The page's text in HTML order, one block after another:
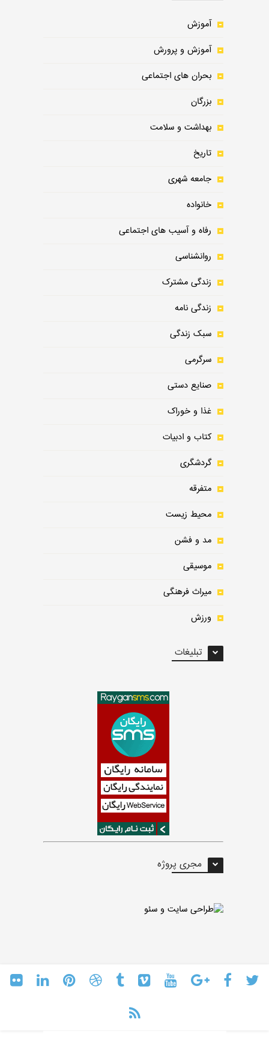
آموزش
آموزش و پرورش
بحران های اجتماعی
بزرگان
بهداشت و سلامت
تاریخ
جامعه شهری
خانواده
رفاه و آسیب های اجتماعی
روانشناسی
زندگی مشترک
زندگی نامه
سبک زندگی
سرگرمی
صنایع دستی
غذا و خوراک
کتاب و ادبیات
گردشگری
متفرقه
محیط زیست
مد و فشن
موسیقی
میراث فرهنگی
ورزش
تبلیغات
مجری پروژه